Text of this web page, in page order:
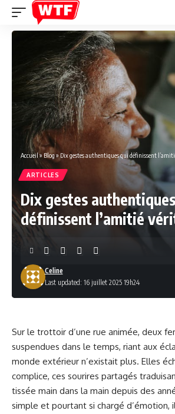
Accueil»Blog» Dix gestes authentiques qui définissent
ARTICLES
Dix gestes
définissent l’amitié
Last updated: 16 juillet 2025 19h24
Celine
Sur le trottoir d’une rue animée, deux
suspendues dans le temps, riant aux
monde extérieur n’existait plus. Elles
complice, ces sourires partagés
tissée main dans la main depuis des
simple et pourtant si chargé d’émotion,